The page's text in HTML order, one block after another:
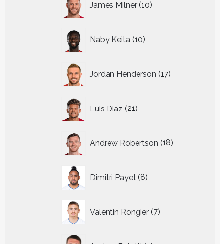
James Milner 10
producten
Naby Keita 10
producten
Jordan Henderson 17
producten
Luis Diaz 21
producten
Andrew Robertson 18
producten
Dimitri Payet 8
producten
Valentin Rongier 7
producten